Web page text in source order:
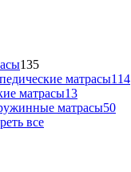
135
матрасы114
матрасы13
матрасы50
все